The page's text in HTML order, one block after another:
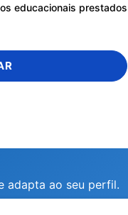
educacionais prestados
adapta ao seu perfil.